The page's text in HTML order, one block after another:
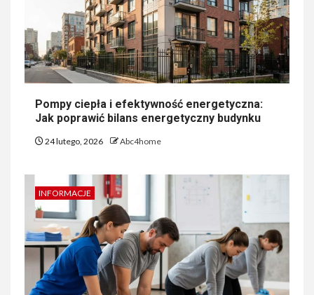
Pompy ciepła i efektywność energetyczna:
Jak poprawić bilans energetyczny budynku
24 lutego, 2026 Abc4home
INFORMACJE